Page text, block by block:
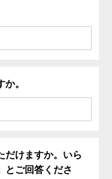
。
だけますか。いら
とご回答くださ